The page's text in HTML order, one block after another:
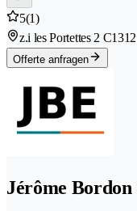
5(1)
z.i les Portettes 2 C
Offerte anfragen
Jérôme